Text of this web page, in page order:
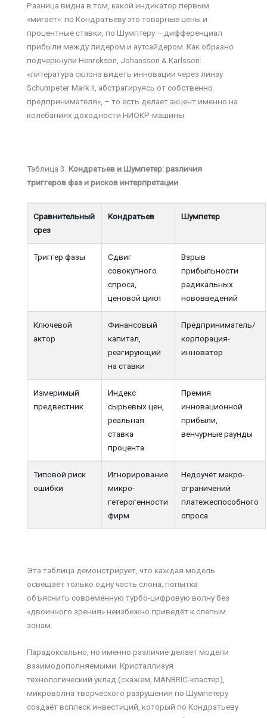
Разница видна в том, какой индикатор первым
«мигает»: по Кондратьеву это товарные цены и
процентные ставки, по Шумптеру – дифференциал
прибыли между лидером и аутсайдером. Как образно
подчеркнули Henrekson, Johansson & Karlsson:
«литература склона видеть инновации через линзу
Schumpeter Mark II, абстрагируясь от собственно
предпринимателя», – то есть делает акцент именно на
колебаниях доходности НИОКР-машины.
Таблица 3. Кондратьев и Шумпетер: различия
триггеров фаз и рисков интерпретации
Сравнительный
срез
Кондратьев Шумпетер
Триггер фазы
Сдвиг
совокупного
спроса,
ценовой цикл
Взрыв
прибыльности
радикальных
нововведений
Ключевой
актор
Финансовый
капитал,
реагирующий
на ставки
Предприниматель/
корпорация-
инноватор
Измеримый
предвестник
Индекс
сырьевых цен,
реальная
ставка
процента
Премия
инновационной
прибыли,
венчурные раунды
Типовой риск
ошибки
Игнорирование
микро-
гетерогенности
фирм
Недоучёт макро-
ограничений
платежеспособного
спроса
Эта таблица демонстрирует, что каждая модель
освещает только одну часть слона; попытка
объяснить современную турбо-цифровую волну без
«двоичного зрения» неизбежно приведёт к слепым
зонам.
Парадоксально, но именно различие делает модели
взаимодополняемыми. Кристаллизуя
технологический уклад (скажем, MANBRIC-кластер),
микроволна творческого разрушения по Шумпетеру
создаёт всплеск инвестиций, который по Кондратьеву